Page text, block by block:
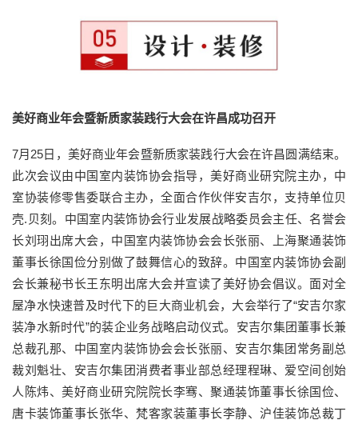
美好商业年会暨新质家装践行大会在许昌成功召开
7月25日，美好商业年会暨新质家装践行大会在许昌圆满结束。
此次会议由中国室内装饰协会指导，美好商业研究院主办，中
室协装修零售委联合主办，全面合作伙伴安吉尔，支持单位贝
壳.贝刻。中国室内装饰协会行业发展战略委员会主任、名誉会
长刘珝出席大会，中国室内装饰协会会长张丽、上海聚通装饰
董事长徐国俭分别做了鼓舞信心的致辞。中国室内装饰协会副
会长兼秘书长王东明出席大会并宣读了美好协会倡议。面对全
屋净水快速普及时代下的巨大商业机会，大会举行了“安吉尔家
装净水新时代”的装企业务战略启动仪式。安吉尔集团董事长兼
总裁孔那、中国室内装饰协会会长张丽、安吉尔集团常务副总
裁刘魁壮、安吉尔集团消费者事业部总经理程琳、爱空间创始
人陈炜、美好商业研究院院长李骞、聚通装饰董事长徐国俭、
唐卡装饰董事长张华、梵客家装董事长李静、沪佳装饰总裁丁